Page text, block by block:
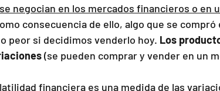
negocian en los mercados financieros o en
consecuencia de ello, algo que se compró
peor si decidimos venderlo hoy. Los
(se pueden comprar y vender en un
financiera es una medida de las